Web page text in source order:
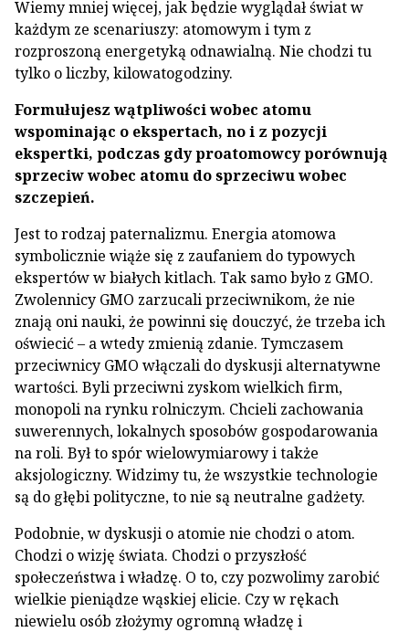
Wiemy mniej więcej, jak będzie wyglądał świat w
każdym ze scenariuszy: atomowym i tym z
rozproszoną energetyką odnawialną. Nie chodzi tu
tylko o liczby, kilowatogodziny.
Formułujesz wątpliwości wobec atomu
wspominając o ekspertach, no i z pozycji
ekspertki, podczas gdy proatomowcy porównują
sprzeciw wobec atomu do sprzeciwu wobec
szczepień.
Jest to rodzaj paternalizmu. Energia atomowa
symbolicznie wiąże się z zaufaniem do typowych
ekspertów w białych kitlach. Tak samo było z GMO.
Zwolennicy GMO zarzucali przeciwnikom, że nie
znają oni nauki, że powinni się douczyć, że trzeba ich
oświecić – a wtedy zmienią zdanie. Tymczasem
przeciwnicy GMO włączali do dyskusji alternatywne
wartości. Byli przeciwni zyskom wielkich firm,
monopoli na rynku rolniczym. Chcieli zachowania
suwerennych, lokalnych sposobów gospodarowania
na roli. Był to spór wielowymiarowy i także
aksjologiczny. Widzimy tu, że wszystkie technologie
są do głębi polityczne, to nie są neutralne gadżety.
Podobnie, w dyskusji o atomie nie chodzi o atom.
Chodzi o wizję świata. Chodzi o przyszłość
społeczeństwa i władzę. O to, czy pozwolimy zarobić
wielkie pieniądze wąskiej elicie. Czy w rękach
niewielu osób złożymy ogromną władzę i